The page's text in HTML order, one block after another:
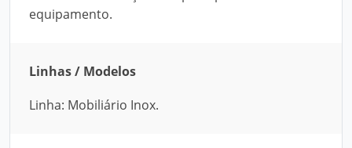
equipamento.
Linhas / Modelos
Linha: Mobiliário Inox.